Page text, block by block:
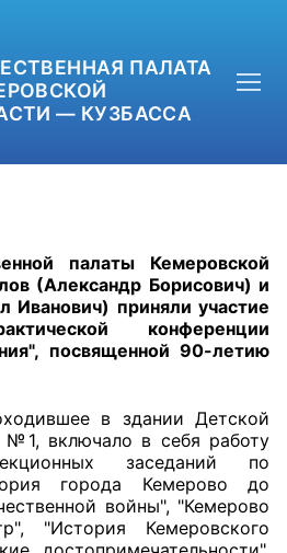
ПАЛАТА
— КУЗБАССА
58-82-40
палаты Кемеровской
(Александр Борисович) и
приняли участие
конференции
посвященной 90-летию
в здании Детской
включало в себя работу
заседаний по
города Кемерово до
войны", "Кемерово
"История Кемеровского